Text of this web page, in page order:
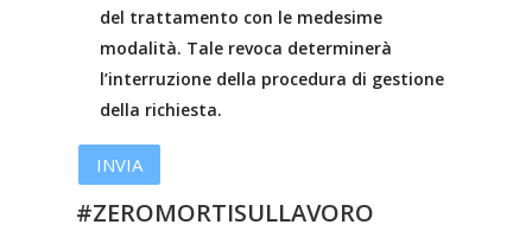
del trattamento con le medesime
modalità. Tale revoca determinerà
l’interruzione della procedura di gestione
della richiesta.
#ZEROMORTISULLAVORO